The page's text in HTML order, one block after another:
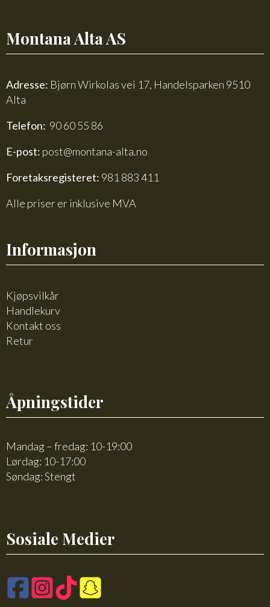
Montana Alta AS
Adresse: Bjørn Wirkolas vei 17, Handelsparken 9510
Alta
Telefon: 90 60 55 86
E-post: post@montana-alta.no
Foretaksregisteret: 981 883 411
Alle priser er inklusive MVA
Informasjon
Kjøpsvilkår
Handlekurv
Kontakt oss
Retur
Åpningstider
Mandag – fredag: 10-19:00
Lørdag: 10-17:00
Søndag: Stengt
Sosiale Medier